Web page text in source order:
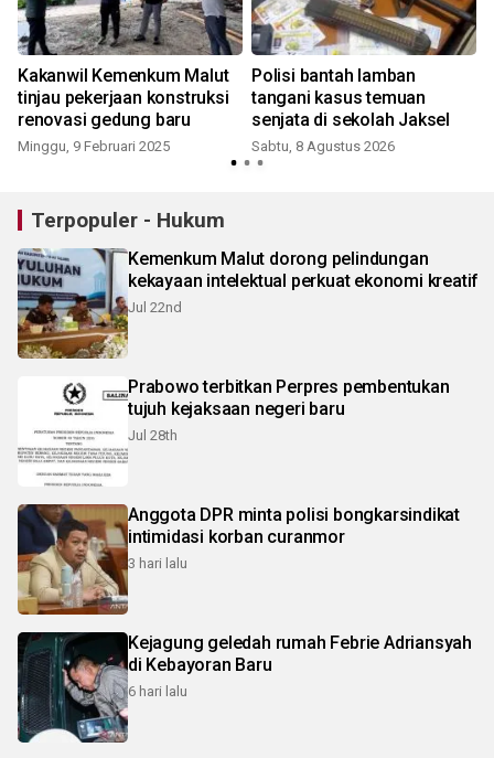
Kakanwil Kemenkum Malut
tinjau pekerjaan konstruksi
renovasi gedung baru
Minggu, 9 Februari 2025
Polisi bantah lamban
tangani kasus temuan
senjata di sekolah Jaksel
Sabtu, 8 Agustus 2026
Terpopuler - Hukum
Kemenkum Malut dorong pelindungan
kekayaan intelektual perkuat ekonomi kreatif
Jul 22nd
Prabowo terbitkan Perpres pembentukan
tujuh kejaksaan negeri baru
Jul 28th
Anggota DPR minta polisi bongkarsindikat
intimidasi korban curanmor
3 hari lalu
Kejagung geledah rumah Febrie Adriansyah
di Kebayoran Baru
6 hari lalu